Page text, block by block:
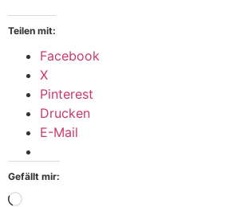
Teilen mit:
Facebook
X
Pinterest
Drucken
E-Mail
Gefällt mir: